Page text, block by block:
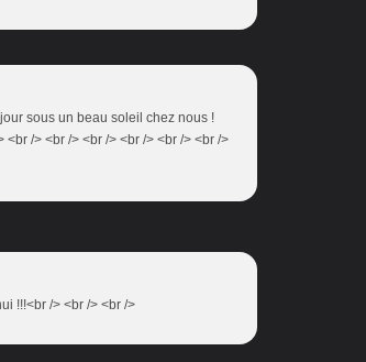
sous un beau soleil chez nous !
<br /> <br /> <br /> <br /> <br /> <br />
!!!<br /> <br /> <br />